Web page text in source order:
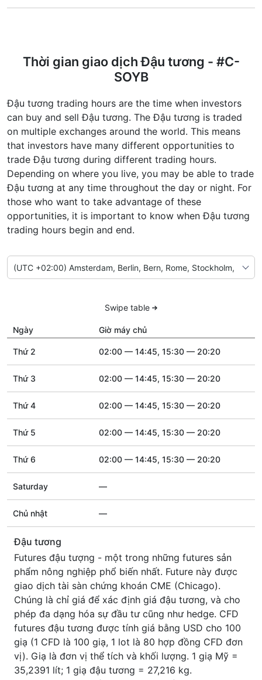
Thời gian giao dịch Đậu tương - #C-
SOYB
Đậu tương trading hours are the time when investors
can buy and sell Đậu tương. The Đậu tương is traded
on multiple exchanges around the world. This means
that investors have many different opportunities to
trade Đậu tương during different trading hours.
Depending on where you live, you may be able to trade
Đậu tương at any time throughout the day or night. For
those who want to take advantage of these
opportunities, it is important to know when Đậu tương
trading hours begin and end.
Swipe table
Ngày Giờ máy chủ
Thứ 2 02:00 — 14:45, 15:30 — 20:20
Thứ 3 02:00 — 14:45, 15:30 — 20:20
Thứ 4 02:00 — 14:45, 15:30 — 20:20
Thứ 5 02:00 — 14:45, 15:30 — 20:20
Thứ 6 02:00 — 14:45, 15:30 — 20:20
Saturday —
Chủ nhật —
Đậu tương
Futures đậu tượng - một trong những futures sản
phẩm nông nghiệp phổ biến nhất. Future này được
giao dịch tài sàn chứng khoán CME (Chicago).
Chúng là chỉ giá để xác định giá đậu tương, và cho
phép đa dạng hóa sự đầu tư cũng như hedge. CFD
futures đậu tương được tính giá bằng USD cho 100
giạ (1 CFD là 100 giạ, 1 lot là 80 hợp đồng CFD đơn
vị). Giạ là đơn vị thể tích và khối lượng. 1 giạ Mỹ =
35,2391 lít; 1 giạ đậu tương = 27,216 kg.